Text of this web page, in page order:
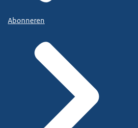
Abonneren